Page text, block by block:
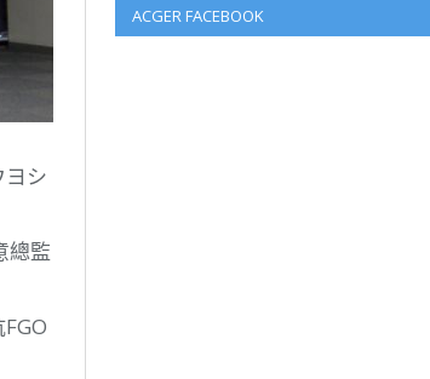
シ
總監
ACGER FACEBOOK